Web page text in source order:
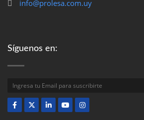
info@prolesa.com.uy
Síguenos en: